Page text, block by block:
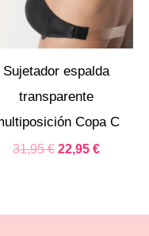
Sujetador espalda
transparente
Copa C
31,95€ 22,95 €